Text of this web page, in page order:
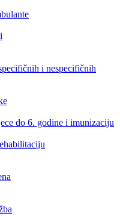
i nespecifičnih
do 6. godine i imunizaciju